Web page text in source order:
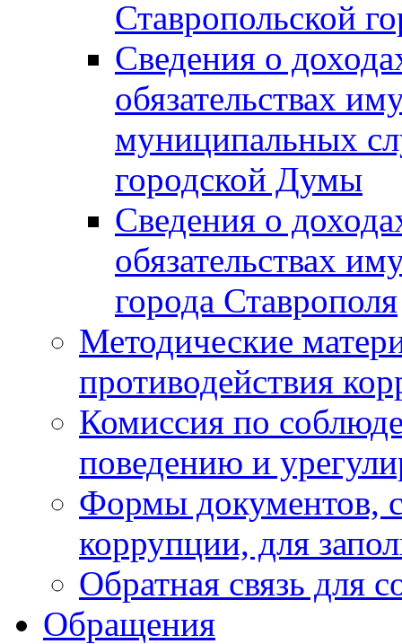
Ставропольской
Сведения о
обязательствах
муниципальных
городской Думы
Сведения о
обязательствах
города Ставрополя
Методические
противодействия
Комиссия по
поведению и
Формы документов,
коррупции, для
Обратная связь для
Обращения